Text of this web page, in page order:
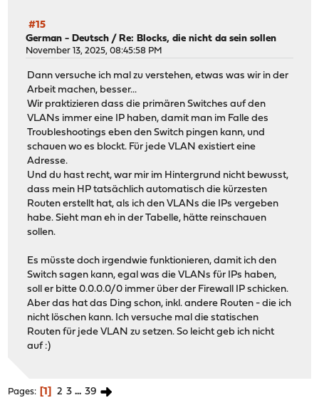
#15
German - Deutsch /Re: Blocks, die nicht da sein sollen
November 13, 2025, 08:45:58 PM
Dann versuche ich mal zu verstehen, etwas was wir in der
Arbeit machen, besser...
Wir praktizieren dass die primären Switches auf den
VLANs immer eine IP haben, damit man im Falle des
Troubleshootings eben den Switch pingen kann, und
schauen wo es blockt. Für jede VLAN existiert eine
Adresse.
Und du hast recht, war mir im Hintergrund nicht bewusst,
dass mein HP tatsächlich automatisch die kürzesten
Routen erstellt hat, als ich den VLANs die IPs vergeben
habe. Sieht man eh in der Tabelle, hätte reinschauen
sollen.
Es müsste doch irgendwie funktionieren, damit ich den
Switch sagen kann, egal was die VLANs für IPs haben,
soll er bitte 0.0.0.0/0 immer über der Firewall IP schicken.
Aber das hat das Ding schon, inkl. andere Routen - die ich
nicht löschen kann. Ich versuche mal die statischen
Routen für jede VLAN zu setzen. So leicht geb ich nicht
auf :)
Pages 1 2 3 ... 39